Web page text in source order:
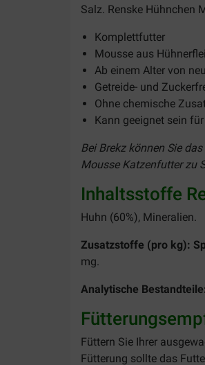
Salz. Renske Hühnchen
Komplettfutter
Mousse aus
Ab einem Alter von
Getreide- und
Ohne chemische
Kann geeignet sein
Bei Brekz können Sie
Mousse Katzenfutter zu
Inhaltsstoffe
Huhn (60%), Mineralien.
Zusatzstoffe (pro kg):
mg.
Analytische
Füttern Sie Ihrer
Fütterung sollte das